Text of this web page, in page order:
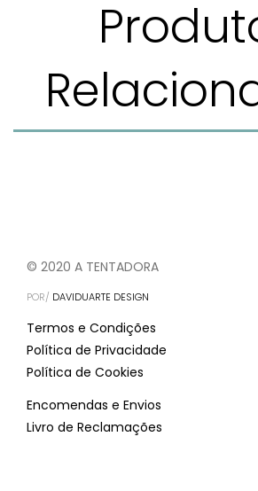
© 2020 A TENTADORA
POR/ DAVIDUARTE DESIGN
Termos e Condições
Política de Privacidade
Política de Cookies
Encomendas e Envios
Livro de Reclamações